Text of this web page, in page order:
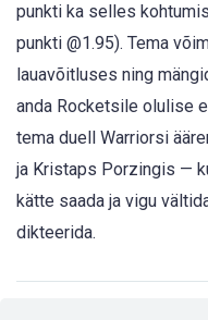
punkti ka selles
punkti @1.95). Tema
lauavõitluses ning
anda Rocketsile olulise
tema duell Warriorsi
ja Kristaps Porzingis —
kätte saada ja vigu
dikteerida.